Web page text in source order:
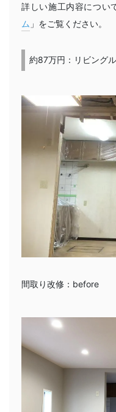
詳しい施工内容につい
ム 」をご覧ください。
約87万円：リビング
間取り改修：before